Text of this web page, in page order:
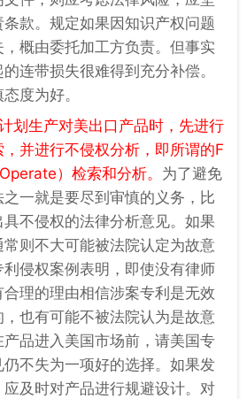
款。规定如果因知识产权问题
概由委托加工方负责。但事实
连带损失很难得到充分补偿。
度为好。
划生产对美出口产品时，先进行
并进行不侵权分析，即所谓的F
）检索和分析。 为了避免
一就是要尽到审慎的义务，比
不侵权的法律分析意见。如果
则不大可能被法院认定为故意
侵权案例表明，即使没有律师
理的理由相信涉案专利是无效
也有可能不被法院认为是故意
品进入美国市场前，请美国专
不失为一项好的选择。如果发
及时对产品进行规避设计。对